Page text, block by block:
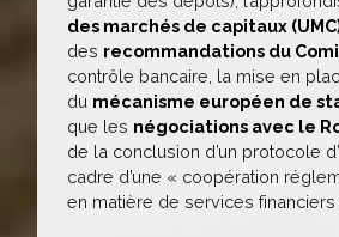
des marchés de capitaux
des recommandations du
contrôle bancaire, la mise en
du mécanisme européen de
que les négociations avec le
de la conclusion d’un protocole
cadre d’une « coopération
en matière de services financiers